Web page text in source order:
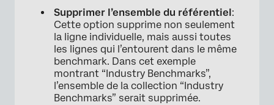
Supprimer l’ensemble du référentiel:
Cette option supprime non seulement
la ligne individuelle, mais aussi toutes
les lignes qui l’entourent dans le même
benchmark. Dans cet exemple
montrant “Industry Benchmarks”,
l’ensemble de la collection “Industry
Benchmarks” serait supprimée.